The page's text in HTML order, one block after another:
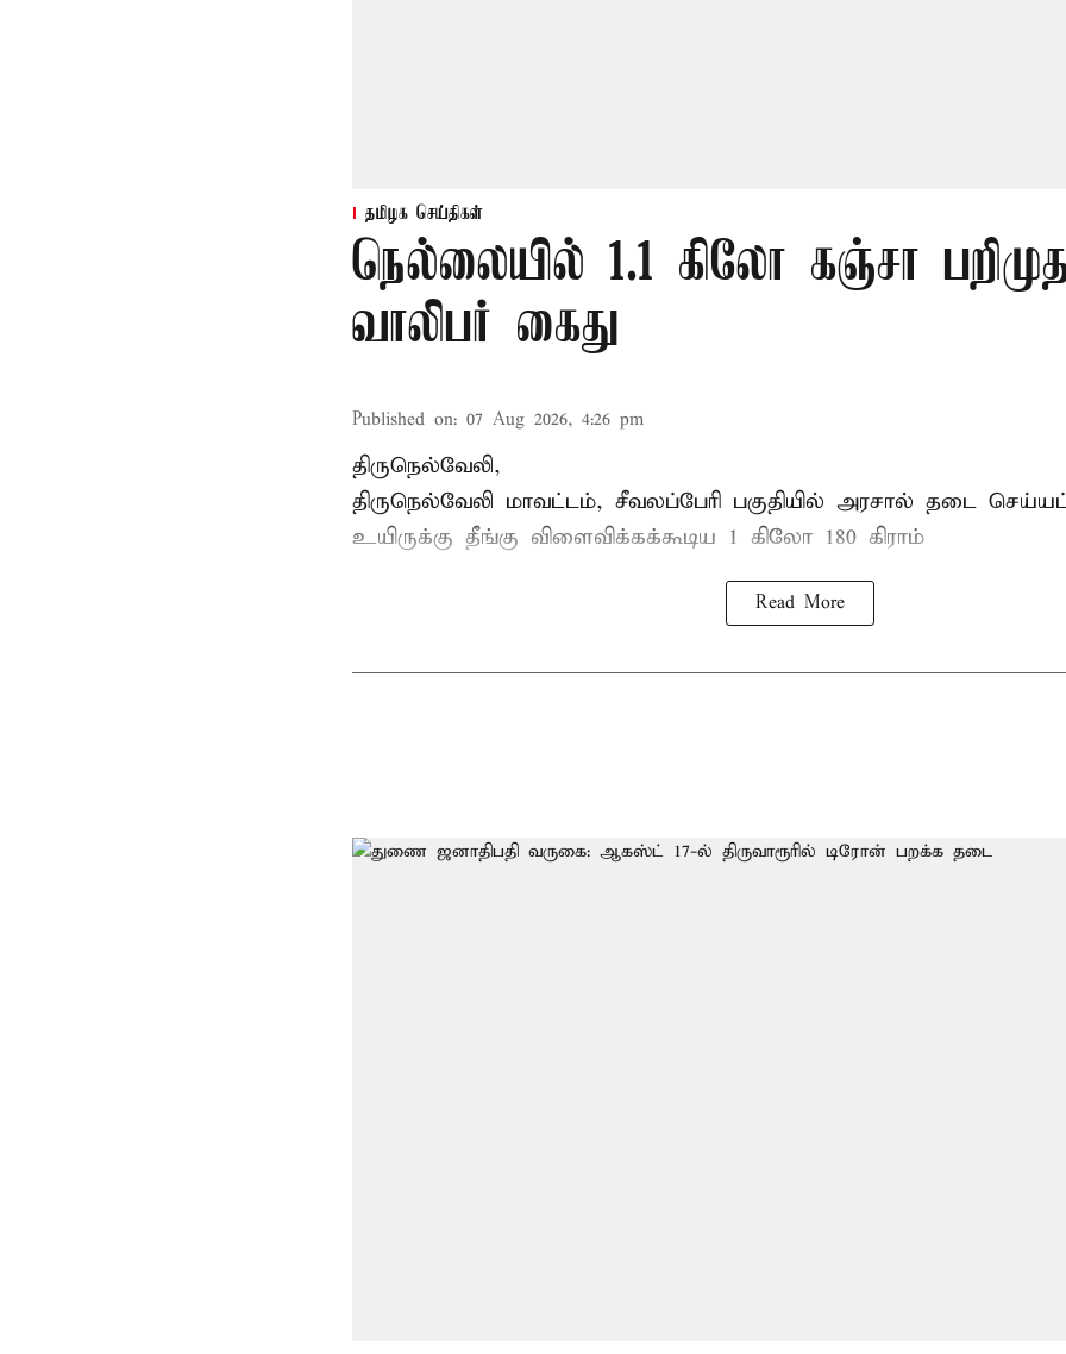
தமிழக செய்திகள்
நெல்லையில் 1.1 கிலோ கஞ்சா
வாலிபர் கைது
Published on: 07 Aug 2026, 4:26 pm
திருநெல்வேலி,
திருநெல்வேலி மாவட்டம், சீவலப்பேரி பகுதியில் அரசால் தடை
உயிருக்கு தீங்கு விளைவிக்கக்கூடிய 1 கிலோ 180 கிராம்
Read More